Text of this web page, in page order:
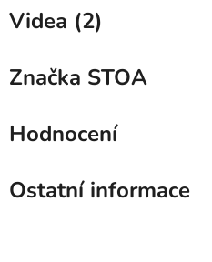
Videa (2)
Značka STOA
Hodnocení
Ostatní informace